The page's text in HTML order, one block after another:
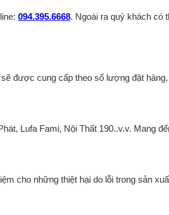
094.395.6668. Ngoài ra quý khách có
được cung cấp theo số lượng đặt
Lufa Fami, Nội Thất 190..v.v. Mang
cho những thiệt hại do lỗi trong sản